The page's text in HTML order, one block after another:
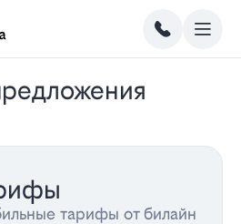
тарифы от билайн